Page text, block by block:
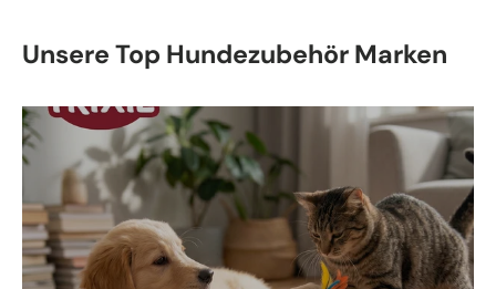
Unsere Top Hundezubehör Marken